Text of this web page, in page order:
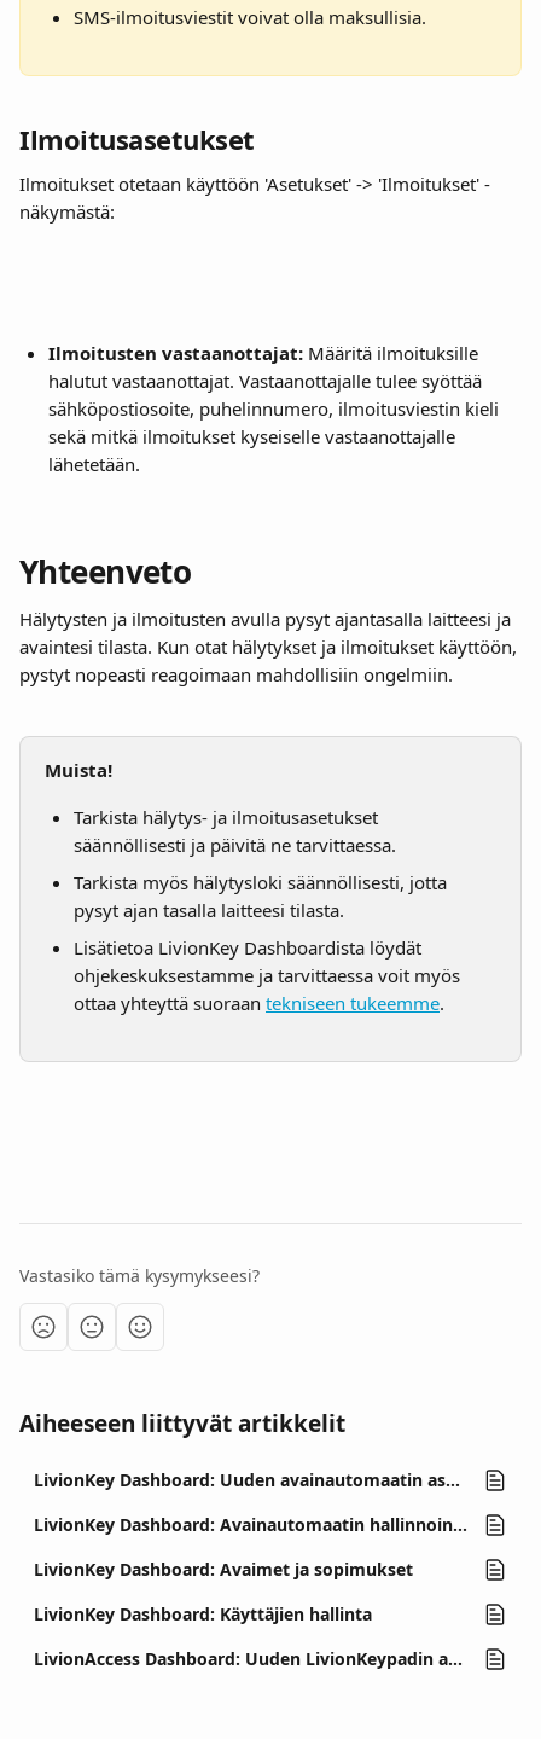
SMS-ilmoitusviestit voivat olla maksullisia.
Ilmoitusasetukset
Ilmoitukset otetaan käyttöön 'Asetukset' -> 'Ilmoitukset' -
näkymästä:
Ilmoitusten vastaanottajat: Määritä ilmoituksille
halutut vastaanottajat. Vastaanottajalle tulee syöttää
sähköpostiosoite, puhelinnumero, ilmoitusviestin kieli
sekä mitkä ilmoitukset kyseiselle vastaanottajalle
lähetetään.
Yhteenveto
Hälytysten ja ilmoitusten avulla pysyt ajantasalla laitteesi ja
avaintesi tilasta. Kun otat hälytykset ja ilmoitukset käyttöön,
pystyt nopeasti reagoimaan mahdollisiin ongelmiin.
Muista!
Tarkista hälytys- ja ilmoitusasetukset
säännöllisesti ja päivitä ne tarvittaessa.
Tarkista myös hälytysloki säännöllisesti, jotta
pysyt ajan tasalla laitteesi tilasta.
Lisätietoa LivionKey Dashboardista löydät
ohjekeskuksestamme ja tarvittaessa voit myös
ottaa yhteyttä suoraan tekniseen tukeemme.
Vastasiko tämä kysymykseesi?
Aiheeseen liittyvät artikkelit
LivionKey Dashboard: Uuden avainautomaatin asentaminen
LivionKey Dashboard: Avainautomaatin hallinnointi ja asetukset
LivionKey Dashboard: Avaimet ja sopimukset
LivionKey Dashboard: Käyttäjien hallinta
LivionAccess Dashboard: Uuden LivionKeypadin asentaminen